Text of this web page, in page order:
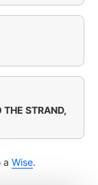
THE STRAND,
a Wise.